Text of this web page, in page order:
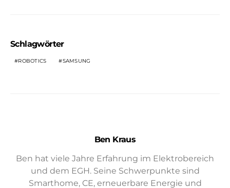
Schlagwörter
ROBOTICS SAMSUNG
Ben Kraus
Ben hat viele Jahre Erfahrung im Elektrobereich
und dem EGH. Seine Schwerpunkte sind
Smarthome, CE, erneuerbare Energie und